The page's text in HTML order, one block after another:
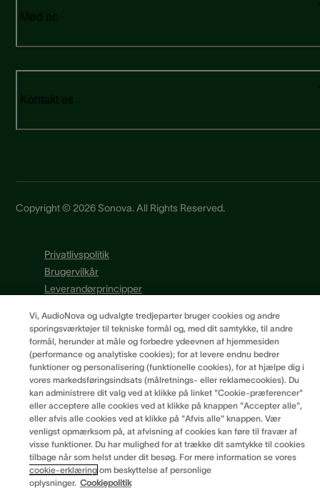
Mød os
Kontakt os
Copyright © 2026 Sonova. All Rights Reserved.
Privatlivspolitik
Brugervilkår
Leverandørprincipper
Vi, AudioNova og udvalgte tredjeparter bruger cookies og andre
sporingsværktøjer til tekniske formål og, med dit samtykke, til andre
formål, herunder at måle og forbedre ydeevnen af hjemmesiden
(performance og analytiske cookies); for at levere endnu bedrer
funktioner og personalisering (funktionelle cookies), for at hjælpe dig i
vores markedsføringsindsats (målretnings- eller reklamecookies). Du
kan administrere dit valg ved at klikke på linket "Cookie-præferencer"
eller acceptere alle cookies ved at klikke på knappen "Accepter alle",
eller afvis alle cookies ved at klikke på "Afvis alle" knappen. Vær
venligst opmærksom på, at afvisning af cookies kan føre til fravær af
visse funktioner. Du har mulighed for at trække dit samtykke til cookies
tilbage når som helst under dit besøg. For mere information se vores
cookie-erklæringom beskyttelse af personlige
oplysninger. Cookiepolitik